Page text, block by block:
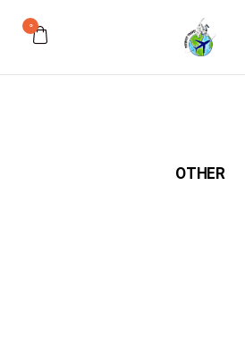
0
OTHER